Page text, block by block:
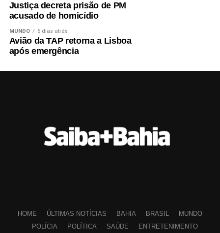
Justiça decreta prisão de PM
acusado de homicídio
MUNDO 6 dias atrás
Avião da TAP retorna a Lisboa
após emergência
HOME ÚLTIMAS NOTÍCIAS BAHIA BRASIL
MUNDO
POLÍCIA
POLÍTICA SAÚDE ENTRETENIMENTO